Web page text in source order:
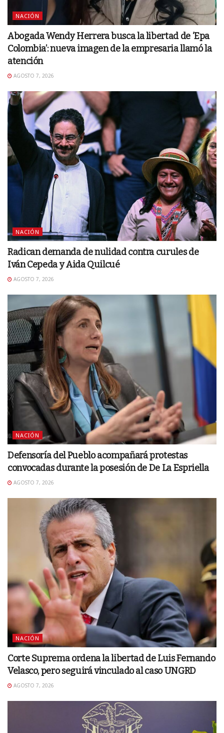
NACIÓN
Abogada Wendy Herrera busca la libertad de ‘Epa
Colombia’: nueva imagen de la empresaria llamó la
atención
AGOSTO 7, 2026
NACIÓN
Radican demanda de nulidad contra curules de
Iván Cepeda y Aida Quilcué
AGOSTO 7, 2026
NACIÓN
Defensoría del Pueblo acompañará protestas
convocadas durante la posesión de De La Espriella
AGOSTO 7, 2026
NACIÓN
Corte Suprema ordena la libertad de Luis Fernando
Velasco, pero seguirá vinculado al caso UNGRD
AGOSTO 7, 2026